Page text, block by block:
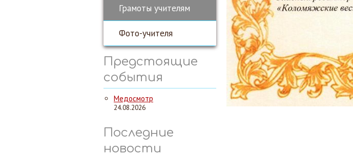
Грамоты учителям
Фото-учителя
Предстоящие
события
Медосмотр
24.08.2026
Последние
новости